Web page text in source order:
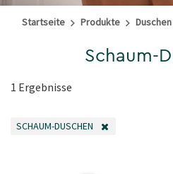
Startseite Produkte Duschen
Schaum-
1 Ergebnisse
SCHAUM-DUSCHEN